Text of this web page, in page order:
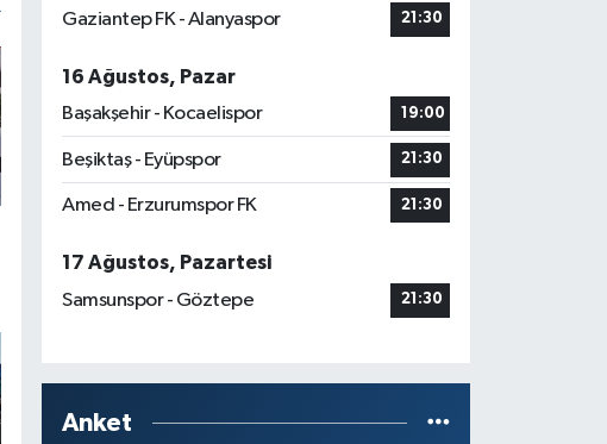
Gaziantep FK - Alanyaspor 21:30
16 Ağustos, Pazar
Başakşehir - Kocaelispor
19:00
Beşiktaş - Eyüpspor 21:30
Amed - Erzurumspor FK 21:30
17 Ağustos, Pazartesi
Samsunspor - Göztepe
21:30
Anket